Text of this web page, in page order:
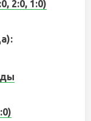
2:0, 1:0)